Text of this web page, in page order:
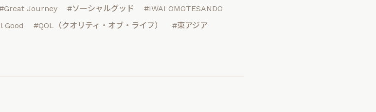
Journey #ソーシャルグッド
#IWAI OMOTESANDO
Good #QOL（クオリティ・オブ・ライフ）
#東アジア